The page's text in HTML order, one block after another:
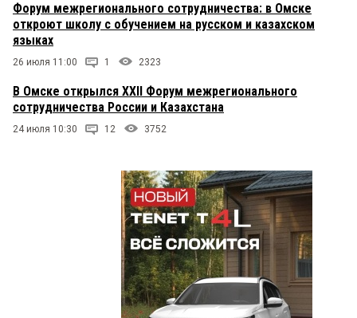
Форум межрегионального сотрудничества: в Омске
откроют школу с обучением на русском и казахском
языках
26 июля 11:00 1 2323
В Омске открылся XXII Форум межрегионального
сотрудничества России и Казахстана
24 июля 10:30 12 3752